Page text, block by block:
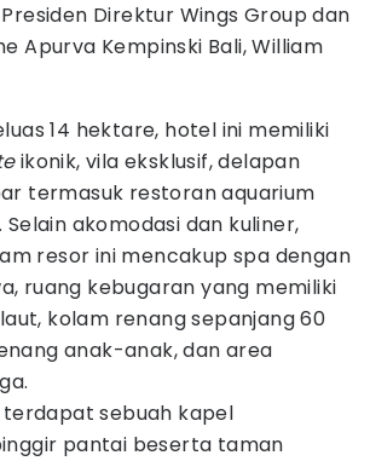
Direktur Wings Group dan
Apurva Kempinski Bali, William
14 hektare, hotel ini memiliki
ikonik, vila eksklusif, delapan
termasuk restoran aquarium
akomodasi dan kuliner,
resor ini mencakup spa dengan
ruang kebugaran yang memiliki
kolam renang sepanjang 60
anak-anak, dan area
terdapat sebuah kapel
pantai beserta taman